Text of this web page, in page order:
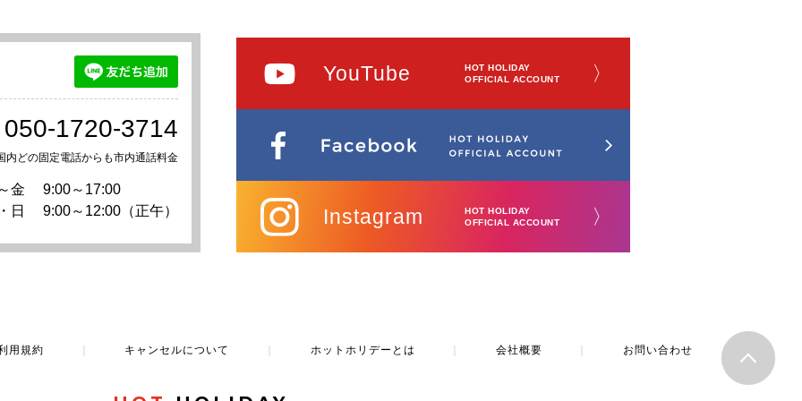
050-1720-3714
内どの固定電話からも市内通話料金
金
9:00～17:00
日
9:00～12:00（正午）
YouTube
HOT HOLIDAY
OFFICIAL ACCOUNT
〉
Instagram
HOT HOLIDAY
OFFICIAL ACCOUNT
〉
用規約 キャンセルについて ホットホリデーとは 会社概要 お問い合わせ